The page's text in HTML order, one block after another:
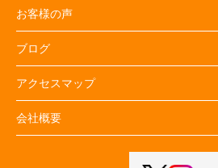
お客様の声
ブログ
アクセスマップ
会社概要